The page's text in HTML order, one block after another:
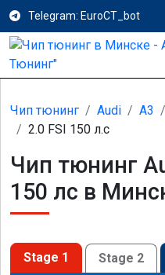
Telegram: EuroCT_bot
Чип тюнинг Audi A3
2.0 FSI 150 л.с
Чип тюнинг
150 лс в
Stage 1 Stage 2